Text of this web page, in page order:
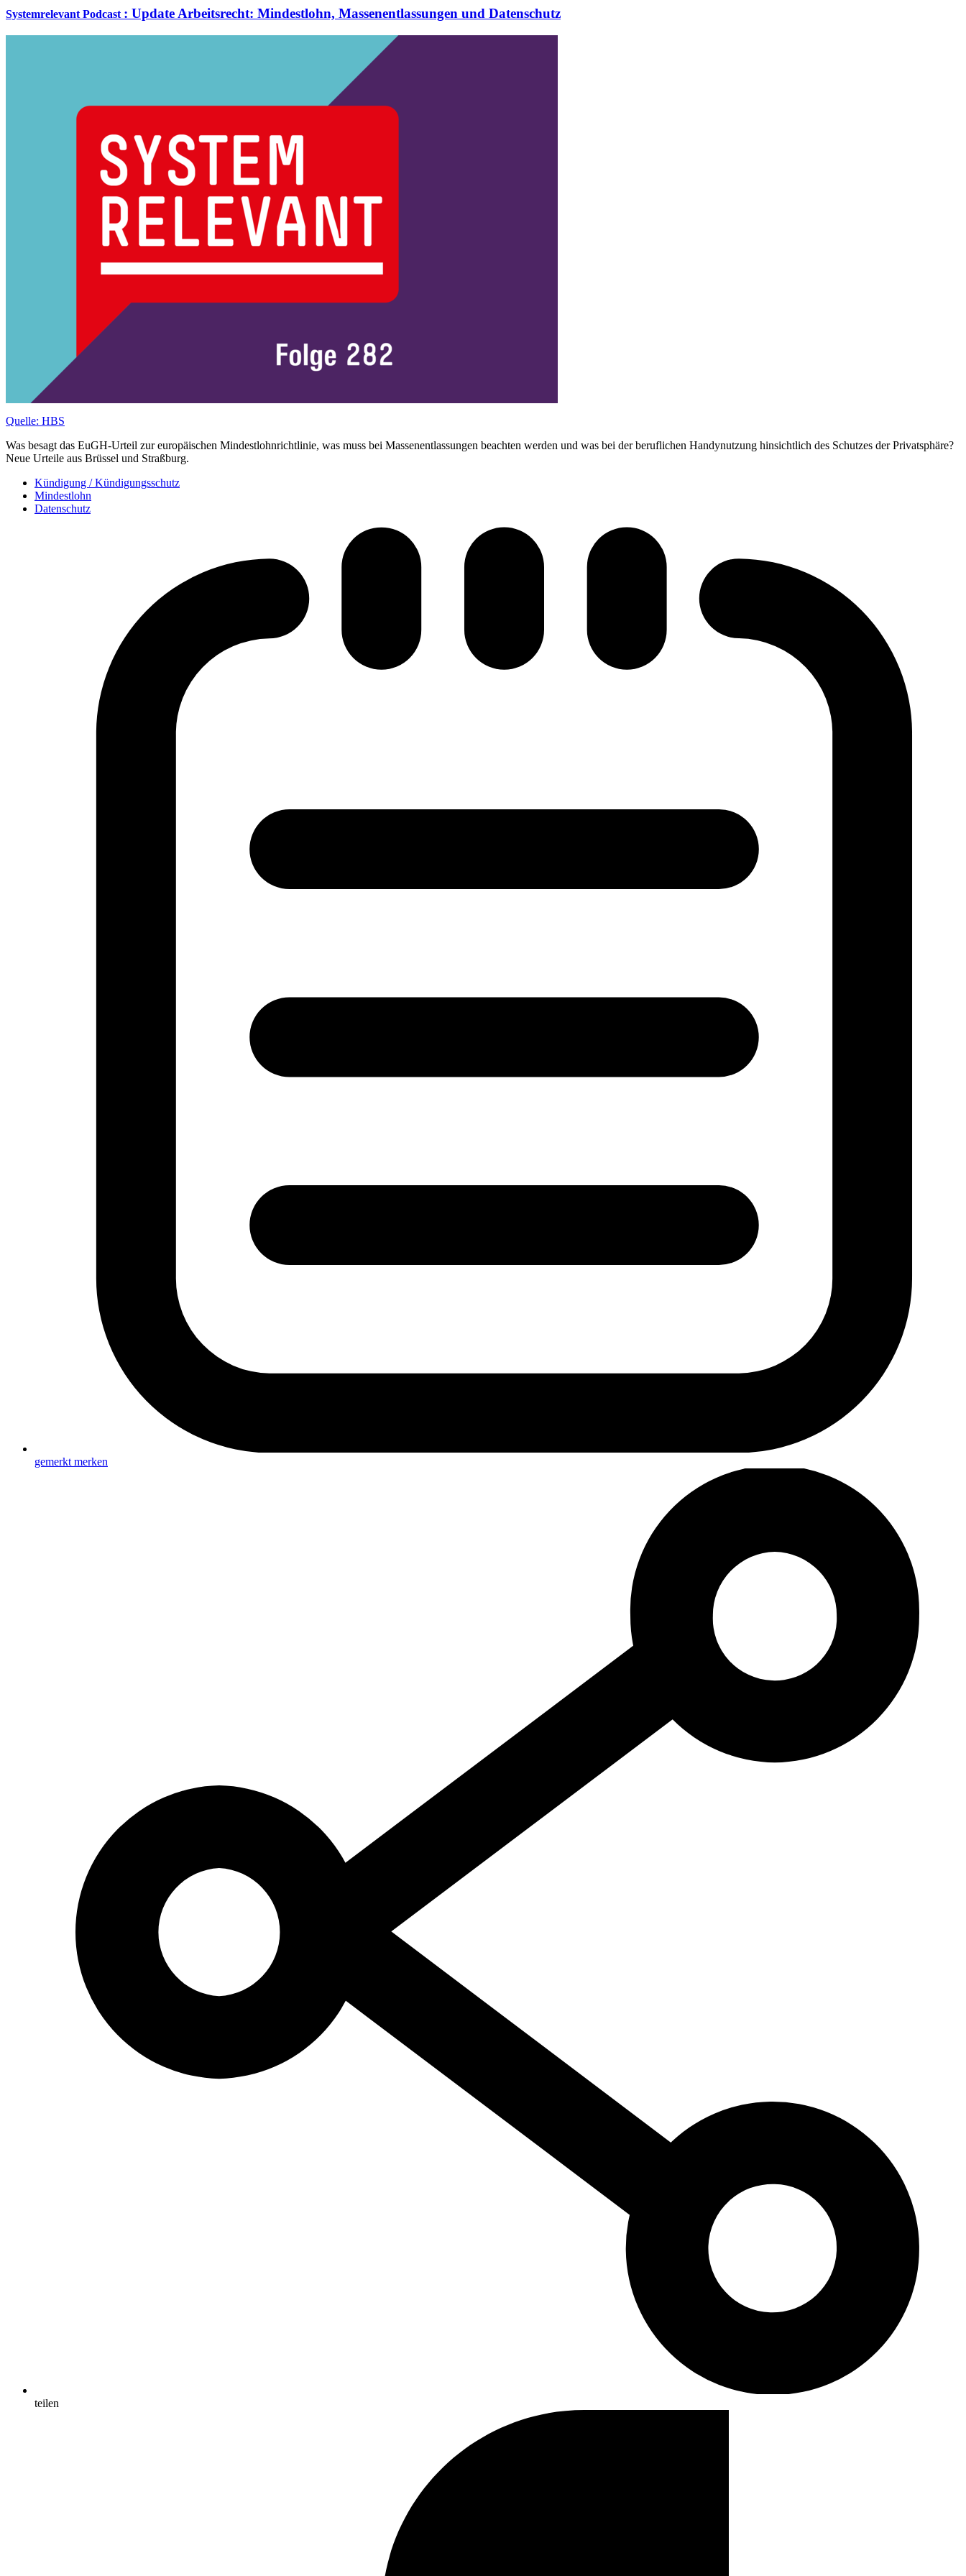
Systemrelevant Podcast : Update Arbeitsrecht: Mindestlohn, Massenentlassungen und Datenschutz
Quelle: HBS
Was besagt das EuGH-Urteil zur europäischen Mindestlohnrichtlinie, was muss bei Massenentlassungen beachten werden und was bei der beruflichen Handynutzung hinsichtlich des Schutzes der Privatsphäre?
Neue Urteile aus Brüssel und Straßburg.
Kündigung / Kündigungsschutz
Mindestlohn
Datenschutz
gemerkt merken
teilen